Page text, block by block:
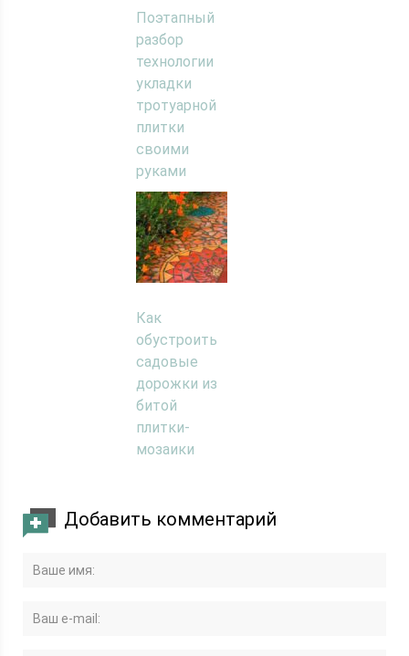
Поэтапный
разбор
технологии
укладки
тротуарной
плитки
своими
руками
Как
обустроить
садовые
дорожки из
битой
плитки-
мозаики
Добавить комментарий